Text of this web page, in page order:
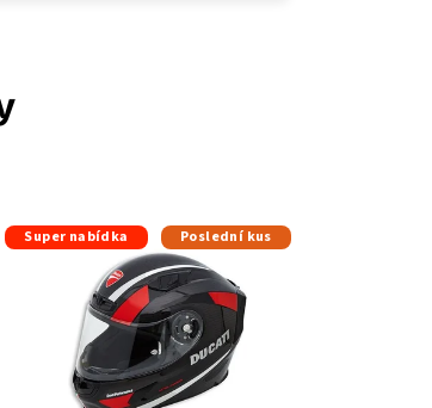
Super nabídka Poslední kus